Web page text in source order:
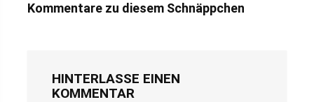
Kommentare zu diesem Schnäppchen
HINTERLASSE EINEN
KOMMENTAR